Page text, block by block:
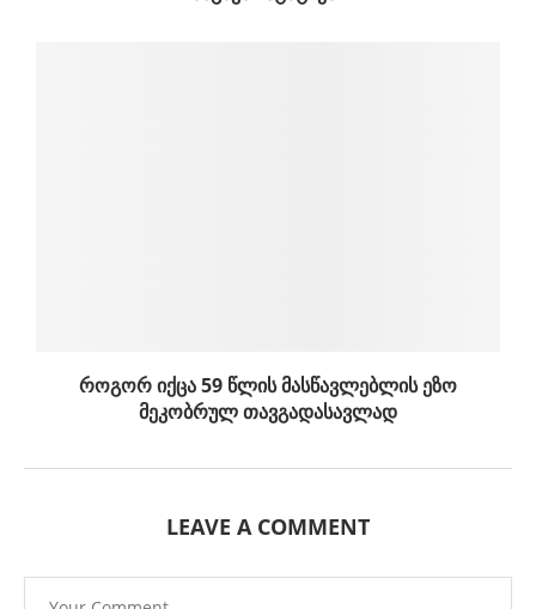
როგორ იქცა 59 წლის მასწავლებლის ეზო
მეკობრულ თავგადასავლად
LEAVE A COMMENT